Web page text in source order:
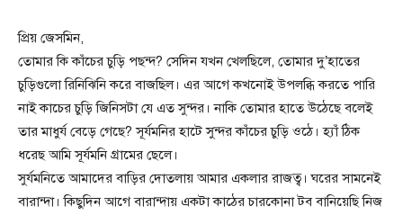
প্রিয় জেসমিন,
তোমার কি কাঁচের চুড়ি পছন্দ? সেদিন যখন খেলছিলে, তোমার দু’হাতের
চুড়িগুলো রিনিঝিনি করে বাজছিল। এর আগে কখনোই উপলব্ধি করতে পারি
নাই কাচের চুড়ি জিনিসটা যে এত সুন্দর। নাকি তোমার হাতে উঠেছে বলেই
তার মাধুর্য বেড়ে গেছে? সূর্যমনির হাটে সুন্দর কাঁচের চুড়ি ওঠে। হ্যাঁ ঠিক
ধরেছ আমি সূর্যমনি গ্রামের ছেলে।
সুর্যমনিতে আমাদের বাড়ির দোতলায় আমার একলার রাজত্ব। ঘরের সামনেই
বারান্দা। কিছুদিন আগে বারান্দায় একটা কাঠের চারকোনা টব বানিয়েছি নিজ